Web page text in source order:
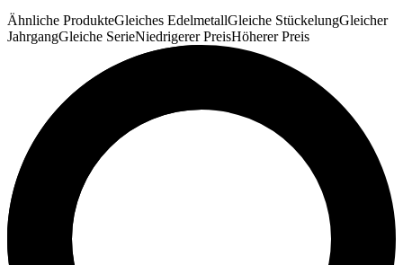
Ähnliche ProdukteGleiches EdelmetallGleiche StückelungGleicher
JahrgangGleiche SerieNiedrigerer PreisHöherer Preis